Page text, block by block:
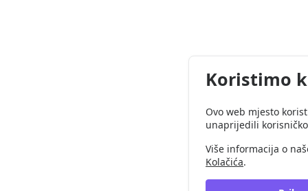
Koristimo
Ovo web mjesto
unaprijedili
Više informacija o
Kolačića.